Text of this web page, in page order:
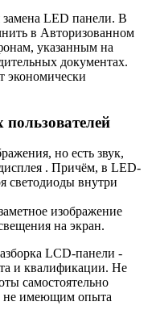
замена LED панели. В
в Авторизованном
указанным на
документах.
экономически
но есть звук,
дисплея . Причём, в LED-
светодиоды внутри
изображение
на экран.
LCD-панели -
и квалификации. Не
самостоятельно
не имеющим опыта